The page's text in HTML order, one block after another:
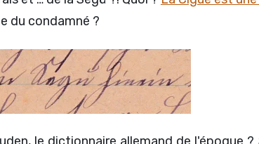
du condamné ?